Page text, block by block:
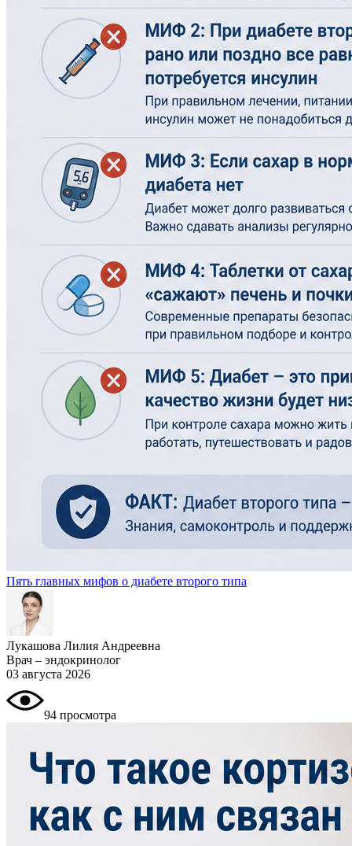
Пять главных мифов о диабете второго типа
Лукашова Лилия Андреевна
Врач – эндокринолог
03 августа 2026
94 просмотра